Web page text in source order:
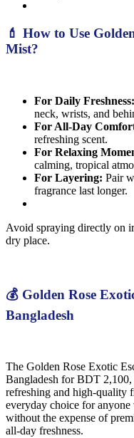
💄 How to Use
Mist?
For Daily Freshness:
neck, wrists, and
For All-Day
refreshing scent.
For Relaxing
calming, tropical
For Layering: Pair
fragrance last longer.
Avoid spraying directly on
dry place.
💰 Golden Rose
Bangladesh
The Golden Rose Exotic
Bangladesh for BDT
refreshing and high-quality
everyday choice for
without the expense of
all-day freshness.